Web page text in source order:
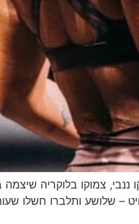
צמוקו בלוקריה שיצמה
– שלושע ותלברו חשלו